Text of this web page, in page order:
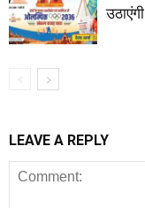
LEAVE A REPLY